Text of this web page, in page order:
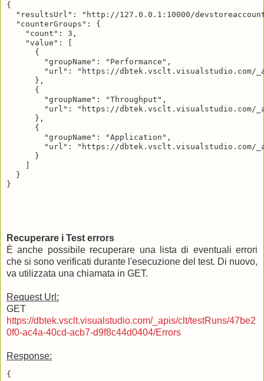
{
"resultsUrl": "http://127.0.0.1:10000/
  "counterGroups": {
    "count": 3,
    "value": [
      {
        "groupName": "Performance",
"url": "https://dbtek.vsclt.visualstudio.com/
      },
      {
        "groupName": "Throughput",
"url": "https://dbtek.vsclt.visualstudio.com/
      },
      {
        "groupName": "Application",
"url": "https://dbtek.vsclt.visualstudio.com/
      }
  }
Recuperare i Test errors
È anche possibile recuperare una lista di eventuali errori
che si sono verificati durante l'esecuzione del test. Di nuovo,
va utilizzata una chiamata in GET.
Request Url:
GET
https://dbtek.vsclt.visualstudio.com/_apis/clt/testRuns/47be2
0f0-ac4a-40cd-acb7-d9f8c44d0404/Errors
Response:
{